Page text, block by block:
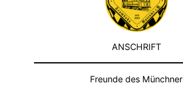
ANSCHRIFT
Freunde des Münchner